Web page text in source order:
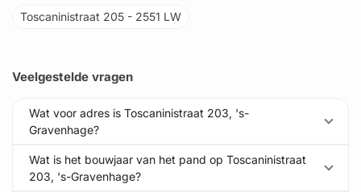
Toscaninistraat 205 - 2551 LW
Veelgestelde vragen
Wat voor adres is Toscaninistraat 203, 's-
Gravenhage?
Wat is het bouwjaar van het pand op Toscaninistraat
203, 's-Gravenhage?